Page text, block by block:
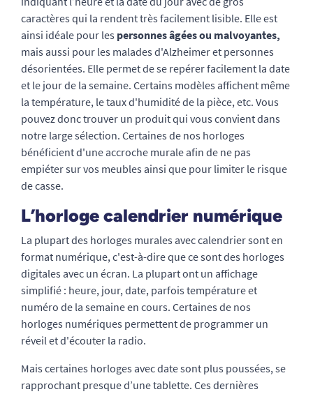
caractères qui la rendent très facilement lisible. Elle est
ainsi idéale pour les personnes âgées ou malvoyantes,
mais aussi pour les malades d'Alzheimer et personnes
désorientées. Elle permet de se repérer facilement la date
et le jour de la semaine. Certains modèles affichent même
la température, le taux d'humidité de la pièce, etc. Vous
pouvez donc trouver un produit qui vous convient dans
notre large sélection. Certaines de nos horloges
bénéficient d'une accroche murale afin de ne pas
empiéter sur vos meubles ainsi que pour limiter le risque
de casse.
L’horloge calendrier numérique
La plupart des horloges murales avec calendrier sont en
format numérique, c'est-à-dire que ce sont des horloges
digitales avec un écran. La plupart ont un affichage
simplifié : heure, jour, date, parfois température et
numéro de la semaine en cours. Certaines de nos
horloges numériques permettent de programmer un
réveil et d'écouter la radio.
Mais certaines horloges avec date sont plus poussées, se
rapprochant presque d’une tablette. Ces dernières